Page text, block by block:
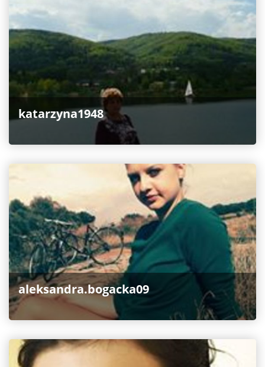
katarzyna1948
aleksandra.bogacka09